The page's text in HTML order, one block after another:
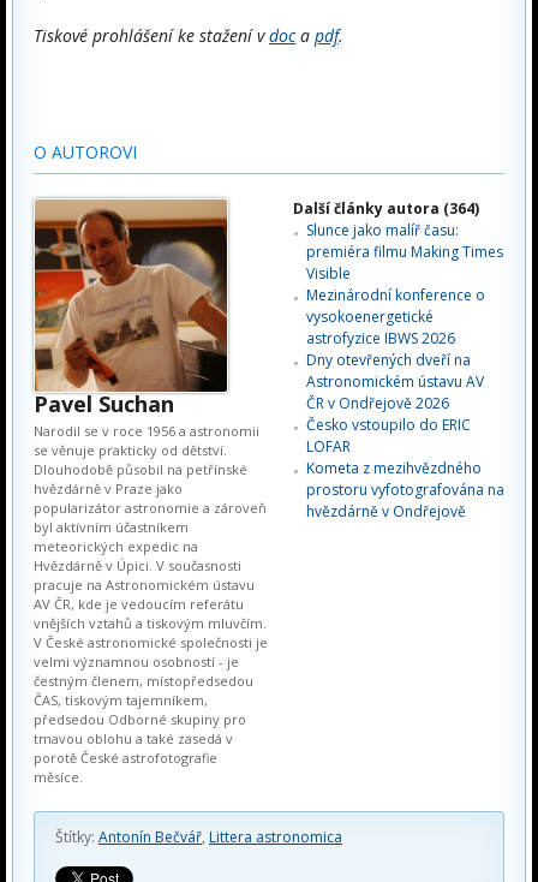
Tiskové prohlášení ke stažení vdoca pdf.
O AUTOROVI
Pavel Suchan
Narodil se v roce 1956 a astronomii
se věnuje prakticky od dětství.
Dlouhodobě působil na petřínské
hvězdárně v Praze jako
popularizátor astronomie a zároveň
byl aktivním účastníkem
meteorických expedic na
Hvězdárně v Úpici. V současnosti
pracuje na Astronomickém ústavu
AV ČR, kde je vedoucím referátu
vnějších vztahů a tiskovým mluvčím.
V České astronomické společnosti je
velmi významnou osobností - je
čestným členem, místopředsedou
ČAS, tiskovým tajemníkem,
předsedou Odborné skupiny pro
tmavou oblohu a také zasedá v
porotě České astrofotografie
měsíce.
Další články autora (364)
Slunce jako malíř času:
premiéra filmu Making Times
Visible
Mezinárodní konference o
vysokoenergetické
astrofyzice IBWS 2026
Dny otevřených dveří na
Astronomickém ústavu AV
ČR v Ondřejově 2026
Česko vstoupilo do ERIC
LOFAR
Kometa z mezihvězdného
prostoru vyfotografována na
hvězdárně v Ondřejově
Štítky: Antonín Bečvář, Littera astronomica